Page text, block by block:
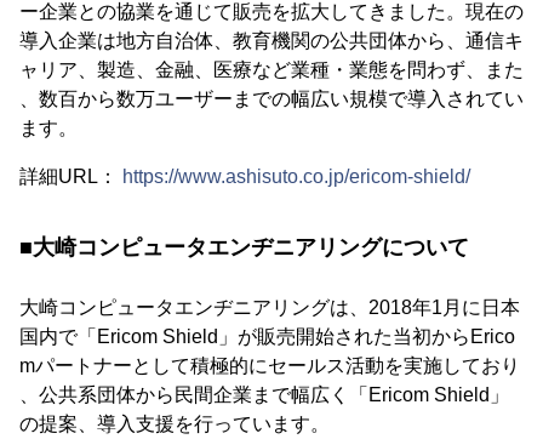
ー企業との協業を通じて販売を拡大してきました。現在の
導入企業は地方自治体、教育機関の公共団体から、通信キ
ャリア、製造、金融、医療など業種・業態を問わず、また
、数百から数万ユーザーまでの幅広い規模で導入されてい
ます。
詳細URL： https://www.ashisuto.co.jp/ericom-shield/
■大崎コンピュータエンヂニアリングについて
大崎コンピュータエンヂニアリングは、2018年1月に日本
国内で「Ericom Shield」が販売開始された当初からErico
mパートナーとして積極的にセールス活動を実施しており
、公共系団体から民間企業まで幅広く「Ericom Shield」
の提案、導入支援を行っています。